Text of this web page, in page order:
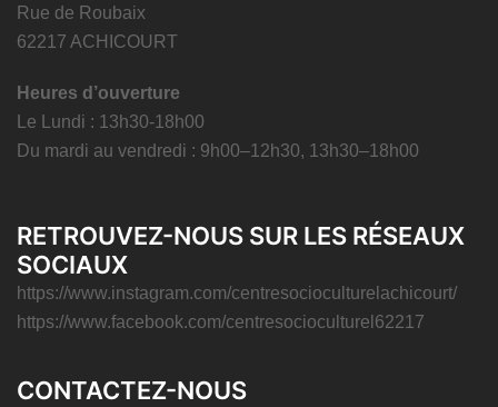
Rue de Roubaix
62217 ACHICOURT
Heures d’ouverture
Le Lundi : 13h30-18h00
Du mardi au vendredi : 9h00–12h30, 13h30–18h00
RETROUVEZ-NOUS SUR LES RÉSEAUX
SOCIAUX
https://www.instagram.com/centresocioculturelachicourt/
https://www.facebook.com/centresocioculturel62217
CONTACTEZ-NOUS